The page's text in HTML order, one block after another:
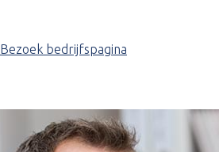
Bezoek bedrijfspagina